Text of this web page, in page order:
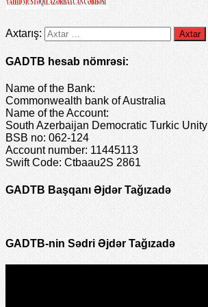
Axtarış:
GADTB hesab nömrəsi:
Name of the Bank:
Commonwealth bank of Australia
Name of the Account:
South Azerbaijan Democratic Turkic Unity
BSB no: 062-124
Account number: 11445113
Swift Code: Ctbaau2S 2861
GADTB Başqanı Əjdər Tağızadə
GADTB-nin Sədri Əjdər Tağızadə